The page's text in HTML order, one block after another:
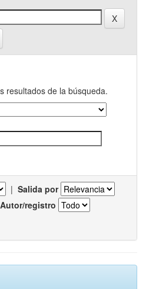
resultados de la búsqueda.
| Salida por
Autor/registro